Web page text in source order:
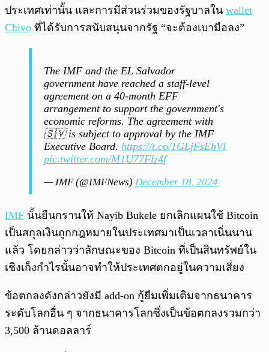
ประเทศเท่านั้น และการมีส่วนร่วมของรัฐบาลใน wallet
Chivo ที่ได้รับการสนับสนุนจากรัฐ “จะต้องเบามือลง”
The IMF and the EL Salvador
government have reached a staff-level
agreement on a 40-month EFF
arrangement to support the government's
economic reforms. The agreement with
🇸🇻 is subject to approval by the IMF
Executive Board. https://t.co/1GLjFsEhVl
pic.twitter.com/M1U77Flz4f
— IMF (@IMFNews) December 18, 2024
IMF นั้นยืนกรานให้ Nayib Bukele ยกเลิกแผนใช้ Bitcoin
เป็นสกุลเงินถูกกฎหมายในประเทศมาเป็นเวลาเนิ่นนาน
แล้ว โดยกล่าวว่าลักษณะของ Bitcoin ที่เป็นสินทรัพย์ใน
เชิงเก็งกำไรนั้นอาจทำให้ประเทศตกอยู่ในความเสี่ยง
ข้อตกลงดังกล่าวยังมี add-on กู้ยืมเพิ่มเติมจากธนาคาร
ระดับโลกอื่น ๆ จากธนาคารโลกซึ่งเป็นข้อตกลงรวมกว่า
3,500 ล้านดอลลาร์